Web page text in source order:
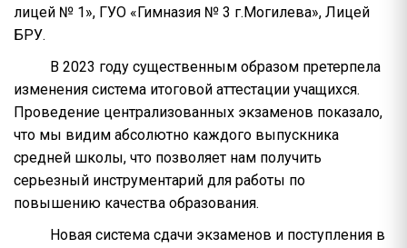
лицей № 1», ГУО «Гимназия № 3 г.Могилева», Лицей
БРУ.
В 2023 году существенным образом претерпела
изменения система итоговой аттестации учащихся.
Проведение централизованных экзаменов показало,
что мы видим абсолютно каждого выпускника
средней школы, что позволяет нам получить
серьезный инструментарий для работы по
повышению качества образования.
Новая система сдачи экзаменов и поступления в